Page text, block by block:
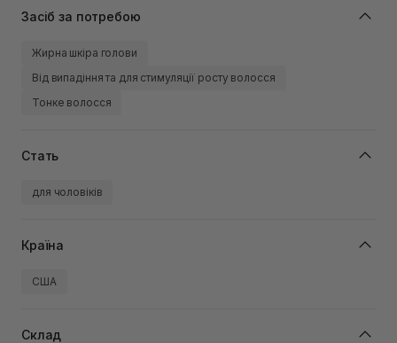
Засіб за потребою
Жирна шкіра голови
Від випадіння та для стимуляції росту волосся
Тонке волосся
Стать
для чоловіків
Країна
США
Склад